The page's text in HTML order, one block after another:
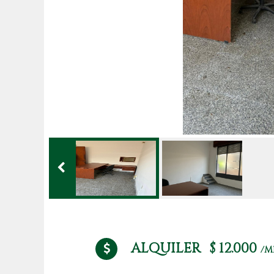
ALQUILER $ 12.000 /